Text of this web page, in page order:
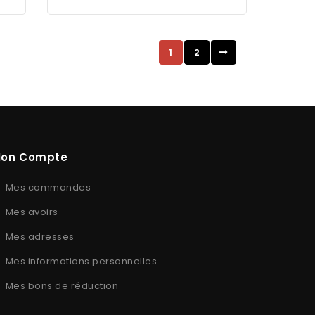
1 2
Compte
Mes commandes
Mes avoirs
Mes adresses
Mes informations personnelles
Mes bons de réduction